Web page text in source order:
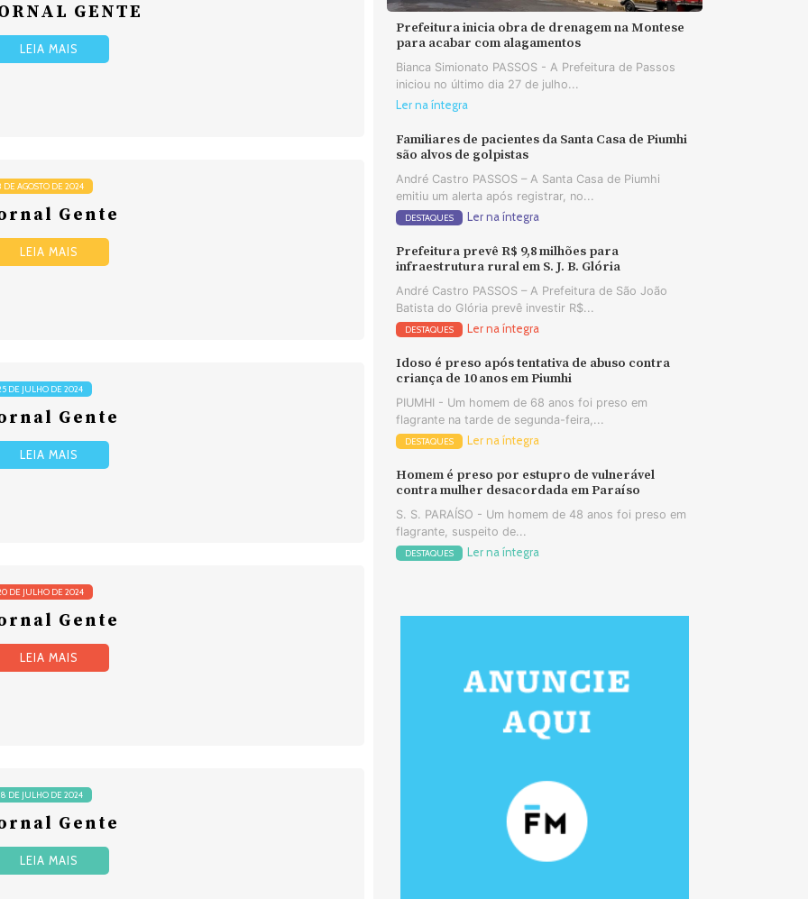
GENTE
LEIA MAIS
DE AGOSTO DE 2024
Gente
LEIA MAIS
DE JULHO DE 2024
Gente
LEIA MAIS
DE JULHO DE 2024
Gente
LEIA MAIS
DE JULHO DE 2024
Gente
LEIA MAIS
Prefeitura inicia obra de drenagem na Montese
para acabar com alagamentos
Bianca Simionato PASSOS - A Prefeitura de Passos
iniciou no último dia 27 de julho...
Ler na íntegra
Familiares de pacientes da Santa Casa de Piumhi
são alvos de golpistas
André Castro PASSOS – A Santa Casa de Piumhi
emitiu um alerta após registrar, no...
DESTAQUES Ler na íntegra
Prefeitura prevê R$ 9,8 milhões para
infraestrutura rural em S. J. B. Glória
André Castro PASSOS – A Prefeitura de São João
Batista do Glória prevê investir R$...
DESTAQUES Ler na íntegra
Idoso é preso após tentativa de abuso contra
criança de 10 anos em Piumhi
PIUMHI - Um homem de 68 anos foi preso em
flagrante na tarde de segunda-feira,...
DESTAQUES Ler na íntegra
Homem é preso por estupro de vulnerável
contra mulher desacordada em Paraíso
S. S. PARAÍSO - Um homem de 48 anos foi preso em
flagrante, suspeito de...
DESTAQUES Ler na íntegra